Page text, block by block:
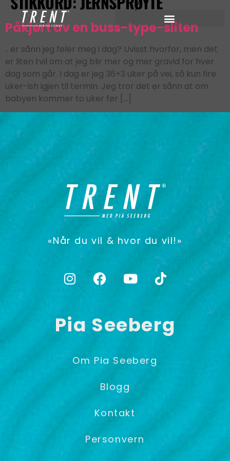
Påkjørt av en buss-type-sliten
.. er sånn jeg føler meg i dag? Uvisst hvorfor, men det
er liten tvil om at jeg blir mer og mer gravid for hver
dag som går. I dag er jeg 36+3 uker på vei, så kun fire
uker-ish igjen til termin. Jeg tror det er sånn at om
babyen kommer to uker før […]
«Når du vil & hvor du vil!»
Pia Seeberg
Om Pia Seeberg
Blogg
Kontakt
Personvern